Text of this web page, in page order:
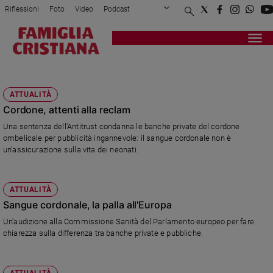
Attualità
Politica
Mondo
Economia
Legalità
Sport
Papa
Riflessioni Foto Video Podcast
Privacy Policy Chi siamo
Registrati Redazione
ATTUALITÀ
Cordone, attenti alla reclam
Una sentenza dell'Antitrust condanna le banche private del cordone
ombelicale per pubblicità ingannevole: il sangue cordonale non è
un'assicurazione sulla vita dei neonati.
ATTUALITÀ
Sangue cordonale, la palla all'Europa
Un'audizione alla Commissione Sanità del Parlamento europeo per fare
chiarezza sulla differenza tra banche private e pubbliche.